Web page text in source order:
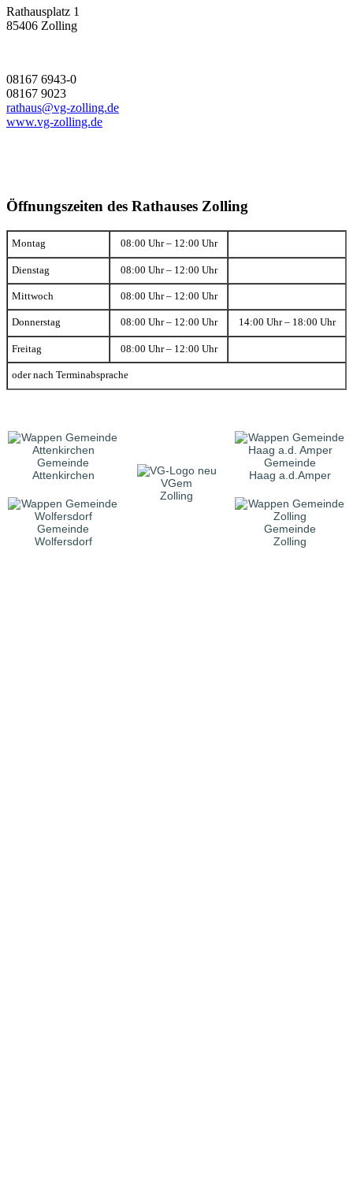
Rathausplatz 1
85406 Zolling
08167 6943-0
08167 9023
rathaus@vg-zolling.de
www.vg-zolling.de
Öffnungszeiten des Rathauses Zolling
Montag 08:00 Uhr – 12:00 Uhr
Dienstag 08:00 Uhr – 12:00 Uhr
Mittwoch 08:00 Uhr – 12:00 Uhr
Donnerstag 08:00 Uhr – 12:00 Uhr 14:00 Uhr – 18:00 Uhr
Freitag 08:00 Uhr – 12:00 Uhr
oder nach Terminabsprache
Gemeinde
Attenkirchen
VGem
Zolling
Gemeinde
Haag a.d.Amper
Gemeinde
Wolfersdorf
Gemeinde
Zolling